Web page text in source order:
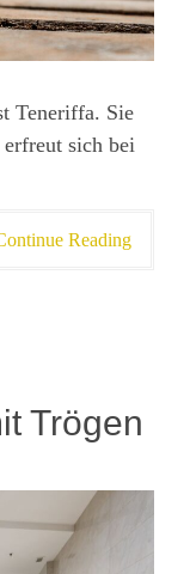
Teneriffa. Sie
sich bei
Reading
Trögen